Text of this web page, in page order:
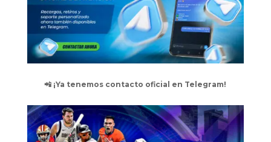
📲 ¡Ya tenemos contacto oficial en Telegram!